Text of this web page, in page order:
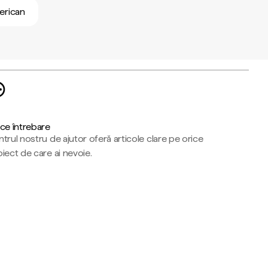
întrebare
nostru de ajutor oferă articole clare pe orice
de care ai nevoie.